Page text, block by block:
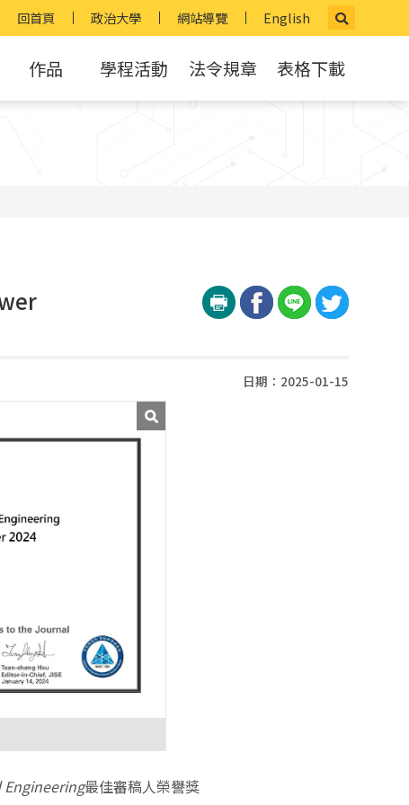
回首頁 政治大學 網站導覽 English
作品 學程活動 法令規章 表格下載
日期：2025-01-15
最佳審稿人榮譽獎